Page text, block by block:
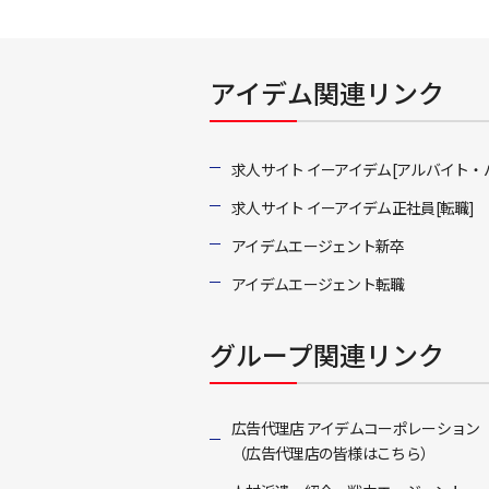
アイデム関連リンク
求人サイト イーアイデム[アルバイト
求人サイト イーアイデム正社員[転職]
アイデムエージェント新卒
アイデムエージェント転職
グループ関連リンク
広告代理店 アイデムコーポレーション
（広告代理店の皆様はこちら）